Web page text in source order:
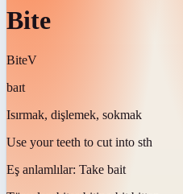
Bite
BiteV
baɪt
Isırmak, dişlemek, sokmak
Use your teeth to cut into sth
Eş anlamlılar: Take bait